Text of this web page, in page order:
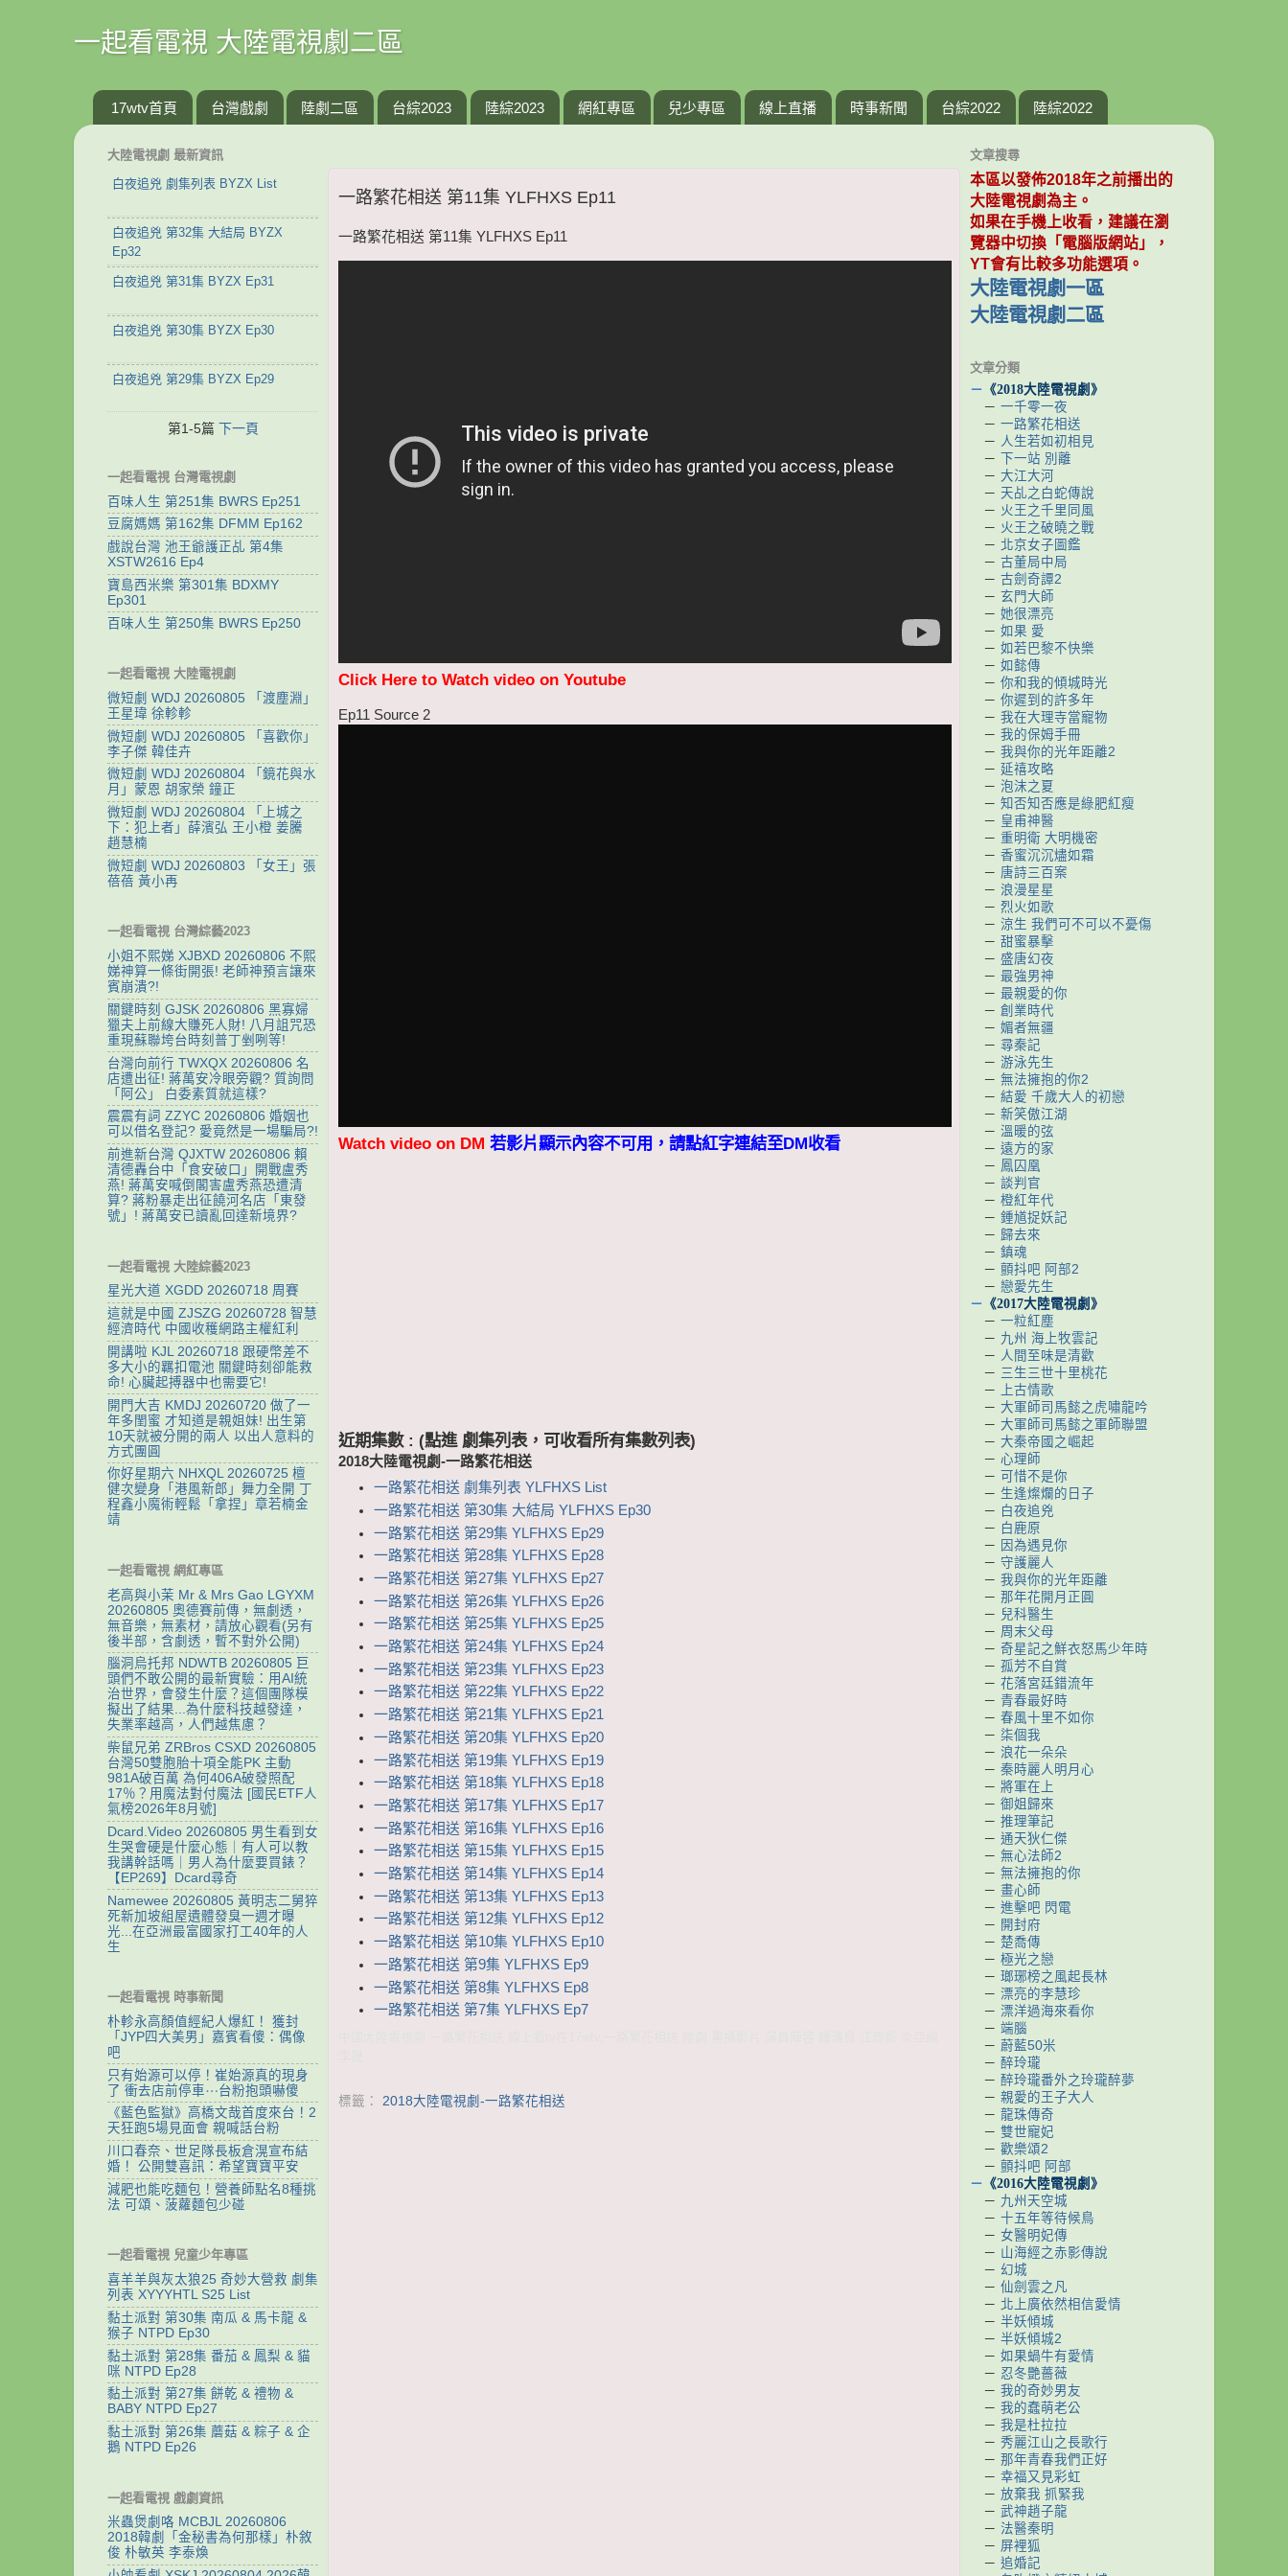
一起看電視 大陸電視劇二區
17wtv首頁 台灣戲劇 陸劇二區 台綜2023 陸綜2023 網紅專區 兒少專區 線上直播 時事新聞 台綜2022 陸綜2022
一路繁花相送 第11集 YLFHXS Ep11
一路繁花相送 第11集 YLFHXS Ep11
Click Here to Watch video on Youtube
Ep11 Source 2
Watch video on DM 若影片顯示內容不可用，請點紅字連結至DM收看
近期集數 : (點進 劇集列表，可收看所有集數列表)
2018大陸電視劇-一路繁花相送
一路繁花相送 劇集列表 YLFHXS List
一路繁花相送 第30集 大結局 YLFHXS Ep30
一路繁花相送 第29集 YLFHXS Ep29
一路繁花相送 第28集 YLFHXS Ep28
一路繁花相送 第27集 YLFHXS Ep27
一路繁花相送 第26集 YLFHXS Ep26
一路繁花相送 第25集 YLFHXS Ep25
一路繁花相送 第24集 YLFHXS Ep24
一路繁花相送 第23集 YLFHXS Ep23
一路繁花相送 第22集 YLFHXS Ep22
一路繁花相送 第21集 YLFHXS Ep21
一路繁花相送 第20集 YLFHXS Ep20
一路繁花相送 第19集 YLFHXS Ep19
一路繁花相送 第18集 YLFHXS Ep18
一路繁花相送 第17集 YLFHXS Ep17
一路繁花相送 第16集 YLFHXS Ep16
一路繁花相送 第15集 YLFHXS Ep15
一路繁花相送 第14集 YLFHXS Ep14
一路繁花相送 第13集 YLFHXS Ep13
一路繁花相送 第12集 YLFHXS Ep12
一路繁花相送 第10集 YLFHXS Ep10
一路繁花相送 第9集 YLFHXS Ep9
一路繁花相送 第8集 YLFHXS Ep8
一路繁花相送 第7集 YLFHXS Ep7
標籤： 2018大陸電視劇-一路繁花相送
大陸電視劇 最新資訊
白夜追兇 劇集列表 BYZX List
白夜追兇 第32集 大結局 BYZX
Ep32
白夜追兇 第31集 BYZX Ep31
白夜追兇 第30集 BYZX Ep30
白夜追兇 第29集 BYZX Ep29
第1-5篇 下一頁
一起看電視 台灣電視劇
百味人生 第251集 BWRS Ep251
豆腐媽媽 第162集 DFMM Ep162
戲說台灣 池王爺護正乩 第4集
XSTW2616 Ep4
寶島西米樂 第301集 BDXMY
Ep301
百味人生 第250集 BWRS Ep250
一起看電視 大陸電視劇
微短劇 WDJ 20260805 「渡塵淵」
王星瑋 徐軫軫
微短劇 WDJ 20260805 「喜歡你」
李子傑 韓佳卉
微短劇 WDJ 20260804 「鏡花與水
月」蒙恩 胡家榮 鐘正
微短劇 WDJ 20260804 「上城之
下：犯上者」薛濱弘 王小橙 姜騰
趙慧楠
微短劇 WDJ 20260803 「女王」張
蓓蓓 黃小再
一起看電視 台灣綜藝2023
小姐不熙娣 XJBXD 20260806 不熙
娣神算一條街開張! 老師神預言讓來
賓崩潰?!
關鍵時刻 GJSK 20260806 黑寡婦
獵夫上前線大賺死人財! 八月詛咒恐
重現蘇聯垮台時刻普丁剉咧等!
台灣向前行 TWXQX 20260806 名
店遭出征! 蔣萬安冷眼旁觀? 質詢問
「阿公」 白委素質就這樣?
震震有詞 ZZYC 20260806 婚姻也
可以借名登記? 愛竟然是一場騙局?!
前進新台灣 QJXTW 20260806 賴
清德轟台中「食安破口」開戰盧秀
燕! 蔣萬安喊倒閣害盧秀燕恐遭清
算? 蔣粉暴走出征饒河名店「東發
號」! 蔣萬安已讀亂回達新境界?
一起看電視 大陸綜藝2023
星光大道 XGDD 20260718 周賽
這就是中國 ZJSZG 20260728 智慧
經濟時代 中國收穫網路主權紅利
開講啦 KJL 20260718 跟硬幣差不
多大小的羈扣電池 關鍵時刻卻能救
命! 心臟起搏器中也需要它!
開門大吉 KMDJ 20260720 做了一
年多閨蜜 才知道是親姐妹! 出生第
10天就被分開的兩人 以出人意料的
方式團圓
你好星期六 NHXQL 20260725 檀
健次變身「港風新郎」舞力全開 丁
程鑫小魔術輕鬆「拿捏」章若楠金
靖
一起看電視 網紅專區
老高與小茉 Mr & Mrs Gao LGYXM
20260805 奧德賽前傳，無劇透，
無音樂，無素材，請放心觀看(另有
後半部，含劇透，暫不對外公開)
腦洞烏托邦 NDWTB 20260805 巨
頭們不敢公開的最新實驗：用AI統
治世界，會發生什麼？這個團隊模
擬出了結果...為什麼科技越發達，
失業率越高，人們越焦慮？
柴鼠兄弟 ZRBros CSXD 20260805
台灣50雙胞胎十項全能PK 主動
981A破百萬 為何406A破發照配
17％？用魔法對付魔法 [國民ETF人
氣榜2026年8月號]
Dcard.Video 20260805 男生看到女
生哭會硬是什麼心態｜有人可以教
我講幹話嗎｜男人為什麼要買錶？
【EP269】Dcard尋奇
Namewee 20260805 黃明志二舅猝
死新加坡組屋遺體發臭一週才曝
光...在亞洲最富國家打工40年的人
生
一起看電視 時事新聞
朴軫永高顏值經紀人爆紅！ 獲封
「JYP四大美男」嘉賓看傻：偶像
吧
只有始源可以停！崔始源真的現身
了 衝去店前停車⋯台粉抱頭嚇傻
《藍色監獄》高橋文哉首度來台！2
天狂跑5場見面會 親喊話台粉
川口春奈、世足隊長板倉滉宣布結
婚！ 公開雙喜訊：希望寶寶平安
減肥也能吃麵包！營養師點名8種挑
法 可頌、菠蘿麵包少碰
一起看電視 兒童少年專區
喜羊羊與灰太狼25 奇妙大營救 劇集
列表 XYYYHTL S25 List
黏土派對 第30集 南瓜 & 馬卡龍 &
猴子 NTPD Ep30
黏土派對 第28集 番茄 & 鳳梨 & 貓
咪 NTPD Ep28
黏土派對 第27集 餅乾 & 禮物 &
BABY NTPD Ep27
黏土派對 第26集 蘑菇 & 粽子 & 企
鵝 NTPD Ep26
一起看電視 戲劇資訊
米蟲煲劇咯 MCBJL 20260806
2018韓劇「金秘書為何那樣」朴敘
俊 朴敏英 李泰煥
文章搜尋
本區以發佈2018年之前播出的
大陸電視劇為主。
如果在手機上收看，建議在瀏
覽器中切換「電腦版網站」，
YT會有比較多功能選項。
大陸電視劇一區
大陸電視劇二區
文章分類
－ 《2018大陸電視劇》
－ 一千零一夜
－ 一路繁花相送
－ 人生若如初相見
－
下一站 別離
－ 大江大河
－ 天乩之白蛇傳說
－ 火王之千里同風
－ 火王之破曉之戰
－ 北京女子圖鑑
－ 古董局中局
－ 古劍奇譚2
－ 玄門大師
－ 她很漂亮
－ 如果 愛
－ 如若巴黎不快樂
－ 如懿傳
－ 你和我的傾城時光
－ 你遲到的許多年
－ 我在大理寺當寵物
－ 我的保姆手冊
－ 我與你的光年距離2
－ 延禧攻略
－ 泡沫之夏
－ 知否知否應是綠肥紅瘦
－ 皇甫神醫
－ 重明衛 大明機密
－ 香蜜沉沉燼如霜
－ 唐詩三百案
－ 浪漫星星
－ 烈火如歌
－ 涼生 我們可不可以不憂傷
－ 甜蜜暴擊
－ 盛唐幻夜
－ 最強男神
－ 最親愛的你
－ 創業時代
－ 媚者無疆
－ 尋秦記
－ 游泳先生
－ 無法擁抱的你2
－ 結愛 千歲大人的初戀
－ 新笑傲江湖
－ 溫暖的弦
－ 遠方的家
－ 鳳囚凰
－ 談判官
－ 橙紅年代
－ 鍾馗捉妖記
－ 歸去來
－ 鎮魂
－ 顫抖吧 阿部2
－ 戀愛先生
－ 《2017大陸電視劇》
－ 一粒紅塵
－ 九州 海上牧雲記
－ 人間至味是清歡
－ 三生三世十里桃花
－
上古情歌
－ 大軍師司馬懿之虎嘯龍吟
－ 大軍師司馬懿之軍師聯盟
－ 大秦帝國之崛起
－ 心理師
－ 可惜不是你
－ 生逢燦爛的日子
－ 白夜追兇
－ 白鹿原
－ 因為遇見你
－ 守護麗人
－ 我與你的光年距離
－ 那年花開月正圓
－ 兒科醫生
－ 周末父母
－ 奇星記之鮮衣怒馬少年時
－ 孤芳不自賞
－ 花落宮廷錯流年
－ 青春最好時
－ 春風十里不如你
－ 柒個我
－ 浪花一朵朵
－ 秦時麗人明月心
－ 將軍在上
－ 御姐歸來
－ 推理筆記
－ 通天狄仁傑
－ 無心法師2
－ 無法擁抱的你
－ 畫心師
－ 進擊吧 閃電
－ 開封府
－ 楚喬傳
－ 極光之戀
－ 瑯琊榜之風起長林
－ 漂亮的李慧珍
－ 漂洋過海來看你
－ 端腦
－ 蔚藍50米
－ 醉玲瓏
－ 醉玲瓏番外之玲瓏醉夢
－ 親愛的王子大人
－ 龍珠傳奇
－ 雙世寵妃
－ 歡樂頌2
－ 顫抖吧 阿部
－ 《2016大陸電視劇》
－ 九州天空城
－ 十五年等待候鳥
－ 女醫明妃傳
－ 山海經之赤影傳說
－ 幻城
－ 仙劍雲之凡
－ 北上廣依然相信愛情
－ 半妖傾城
－ 半妖傾城2
－ 如果蝸牛有愛情
－ 忍冬艷薔薇
－ 我的奇妙男友
－ 我的蠢萌老公
－ 我是杜拉拉
－ 秀麗江山之長歌行
－ 那年青春我們正好
－ 幸福又見彩虹
－ 放棄我 抓緊我
－ 武神趙子龍
－ 法醫秦明
－ 屏裡狐
－ 追婚記